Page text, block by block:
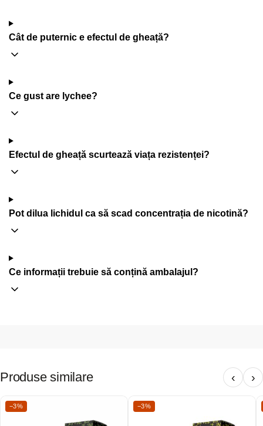
Cât de puternic e efectul de gheață?
Ce gust are lychee?
Efectul de gheață scurtează viața rezistenței?
Pot dilua lichidul ca să scad concentrația de nicotină?
Ce informații trebuie să conțină ambalajul?
Produse similare ‹ ›
−3% −3%